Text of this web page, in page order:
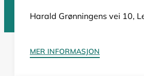
Harald Grønningens vei 10,
MER INFORMASJON
Tannlege Norge © 2026